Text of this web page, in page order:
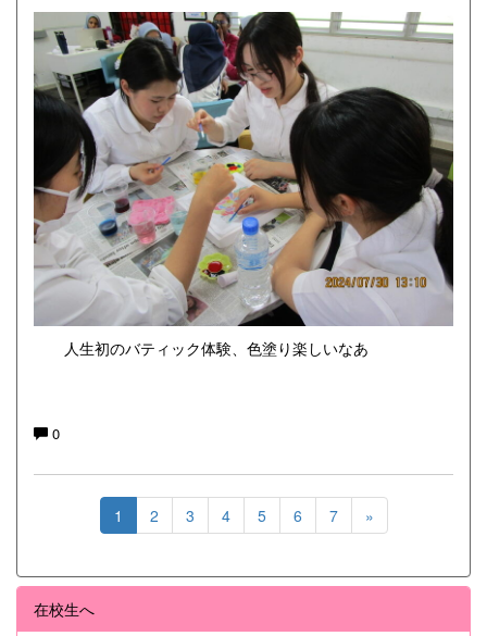
人生初のバティック体験、色塗り楽しいなあ
0
1 2 3 4 5 6 7 »
在校生へ